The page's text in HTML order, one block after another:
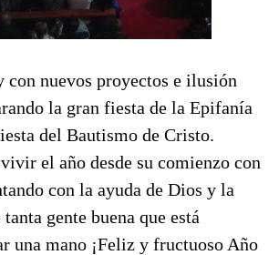
con nuevos proyectos e ilusión
la gran fiesta de la Epifanía
del Bautismo de Cristo.
el año desde su comienzo con
con la ayuda de Dios y la
gente buena que está
una mano ¡Feliz y fructuoso Año